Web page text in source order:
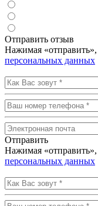
Отправить отзыв
Нажимая «отправить»,
персональных данных
Отправить
Нажимая «отправить»,
персональных данных